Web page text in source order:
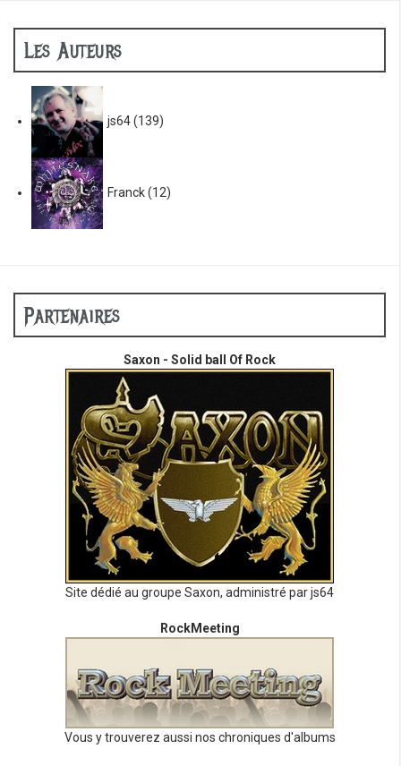
Les Auteurs
js64(139)
Franck(12)
Partenaires
Saxon - Solid ball Of Rock
Site dédié au groupe Saxon, administré par js64
RockMeeting
Vous y trouverez aussi nos chroniques d'albums